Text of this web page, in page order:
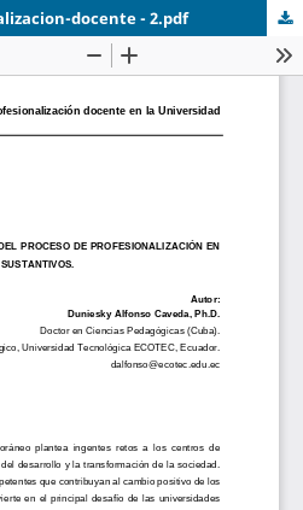
docente - 2.pdf